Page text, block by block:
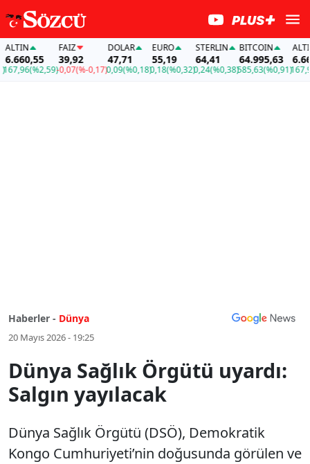
(%2,59)
FAİZ
39,92
-0,07(%-0,17)
DOLAR
47,71
0,09(%0,18)
EURO
55,19
0,18(%0,32)
STERLIN
64,41
0,24(%0,38)
BITCOIN
64.995,63
585,63(%0,91)
ALTIN
167,96
Haberler - Dünya
20 Mayıs 2026 - 19:25
Dünya Sağlık Örgütü uyardı:
Salgın yayılacak
Dünya Sağlık Örgütü (DSÖ), Demokratik
Kongo Cumhuriyeti’nin doğusunda görülen ve